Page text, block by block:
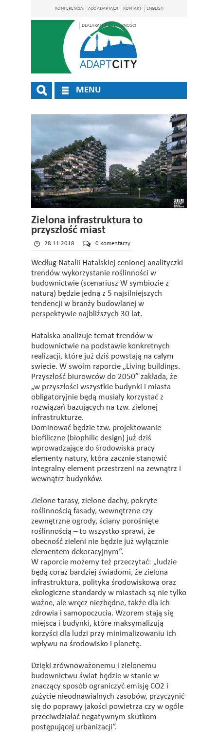
KONFERENCJA ABC ADAPTACJI KONTAKT ENGLISH
DEKLARACJA DOSTĘPNOŚCI
MENU
Zielona infrastruktura to
przyszłość miast
28.11.2018 0 komentarzy
Według Natalii Hatalskiej cenionej analityczki
trendów wykorzystanie roślinności w
budownictwie (scenariusz W symbiozie z
naturą) będzie jedną z 5 najsilniejszych
tendencji w branży budowlanej w
perspektywie najbliższych 30 lat.
Hatalska analizuje temat trendów w
budownictwie na podstawie konkretnych
realizacji, które już dziś powstają na całym
swiecie. W swoim raporcie „Living buildings.
Przyszłość biurowców do 2050” zakłada, że
„w przyszłości wszystkie budynki i miasta
obligatoryjnie będą musiały korzystać z
rozwiązań bazujących na tzw. zielonej
infrastrukturze.
Dominować będzie tzw. projektowanie
biofiliczne (biophilic design) już dziś
wprowadzające do środowiska pracy
elementy natury, która zacznie stanowić
integralny element przestrzeni na zewnątrz i
wewnątrz budynków.
Zielone tarasy, zielone dachy, pokryte
roślinnością fasady, wewnętrzne czy
zewnętrzne ogrody, ściany porośnięte
roślinnością – to wszystko sprawi, że
obecność zieleni nie będzie już wyłącznie
elementem dekoracyjnym“.
W raporcie możemy też przeczytać: „ludzie
będą coraz bardziej świadomi, że zielona
infrastruktura, polityka środowiskowa oraz
ekologiczne standardy w miastach są nie tylko
ważne, ale wręcz niezbędne, także dla ich
zdrowia i samopoczucia. Wzorem stają się
miejsca i budynki, które maksymalizują
korzyści dla ludzi przy minimalizowaniu ich
wpływu na środowisko i planetę.
Dzięki zrównoważonemu i zielonemu
budownictwu świat będzie w stanie w
znaczący sposób ograniczyć emisję CO2 i
zużycie nieodnawialnych zasobów, przyczynić
się do poprawy jakości powietrza czy w ogóle
przeciwdziałać negatywnym skutkom
postępującej urbanizacji“.